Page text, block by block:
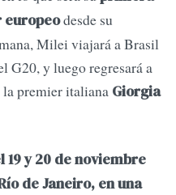
europeodesde su
Milei viajará a Brasil
G20, y luego regresará a
premier italiana Giorgia
y 20 de noviembre
de Janeiro, en una